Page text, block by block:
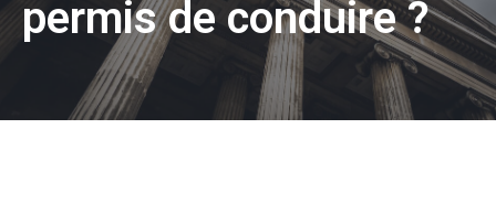
permis de conduire ?